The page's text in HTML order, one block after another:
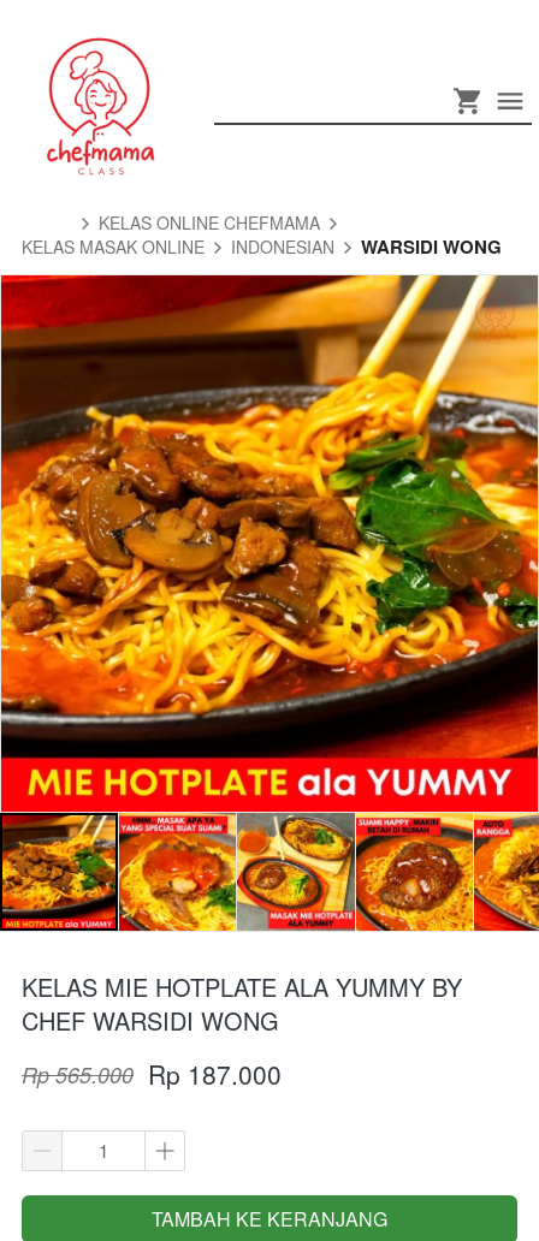
KELAS ONLINE CHEFMAMA
KELAS MASAK ONLINE
INDONESIAN WARSIDI WONG
KELAS MIE HOTPLATE ALA YUMMY BY
CHEF WARSIDI WONG
Rp 565.000 Rp 187.000
`
TAMBAH KE KERANJANG